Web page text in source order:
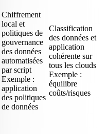
Chiffrement
local et
politiques de
gouvernance
des données
automatisées
par script
Exemple :
application
des politiques
de données
Classification
des données et
application
cohérente sur
tous les clouds
Exemple :
équilibre
coûts/risques